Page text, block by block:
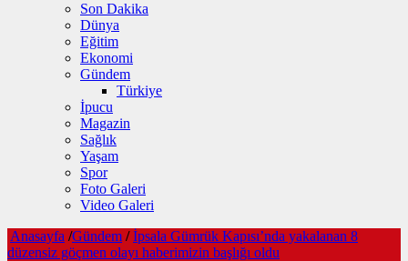
Son Dakika
Dünya
Eğitim
Ekonomi
Gündem
Türkiye
İpucu
Magazin
Sağlık
Yaşam
Spor
Foto Galeri
Video Galeri
Anasayfa /Gündem / İpsala Gümrük Kapısı’nda yakalanan 8
düzensiz göçmen olayı haberimizin başlığı oldu